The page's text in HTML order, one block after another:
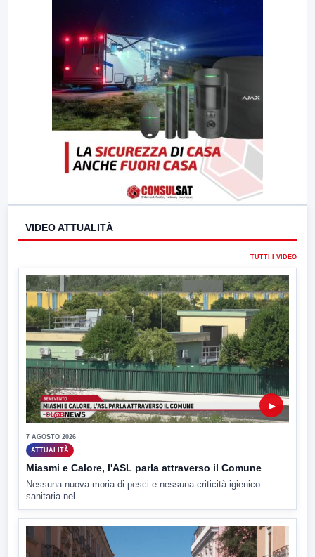
VIDEO ATTUALITÀ
TUTTI I VIDEO
▶
7 AGOSTO 2026
ATTUALITÀ
Miasmi e Calore, l'ASL parla attraverso il Comune
Nessuna nuova moria di pesci e nessuna criticità igienico-
sanitaria nel...